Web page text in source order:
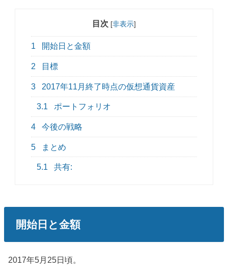
目次 [非表示]
1 開始日と金額
2 目標
3 2017年11月終了時点の仮想通貨資産
3.1 ポートフォリオ
4 今後の戦略
5 まとめ
5.1 共有:
開始日と金額
2017年5月25日頃。